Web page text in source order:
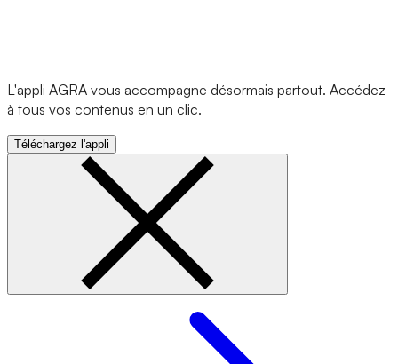
L'appli AGRA vous accompagne désormais partout. Accédez
à tous vos contenus en un clic.
Téléchargez l'appli